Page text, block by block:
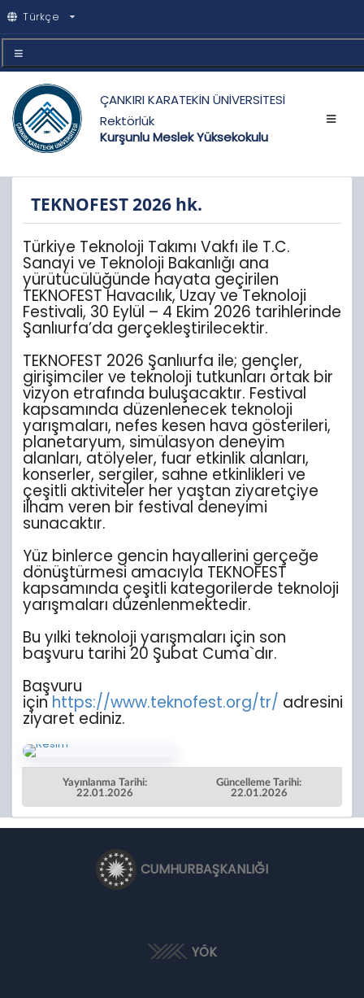
Türkçe
ÇANKIRI KARATEKİN ÜNİVERSİTESİ
Rektörlük
Kurşunlu Meslek Yüksekokulu
TEKNOFEST 2026 hk.
Türkiye Teknoloji Takımı Vakfı ile T.C.
Sanayi ve Teknoloji Bakanlığı ana
yürütücülüğünde hayata geçirilen
TEKNOFEST Havacılık, Uzay ve Teknoloji
Festivali, 30 Eylül – 4 Ekim 2026 tarihlerinde
Şanlıurfa’da gerçekleştirilecektir.
TEKNOFEST 2026 Şanlıurfa ile; gençler,
girişimciler ve teknoloji tutkunları ortak bir
vizyon etrafında buluşacaktır. Festival
kapsamında düzenlenecek teknoloji
yarışmaları, nefes kesen hava gösterileri,
planetaryum, simülasyon deneyim
alanları, atölyeler, fuar etkinlik alanları,
konserler, sergiler, sahne etkinlikleri ve
çeşitli aktiviteler her yaştan ziyaretçiye
ilham veren bir festival deneyimi
sunacaktır.
Yüz binlerce gencin hayallerini gerçeğe
dönüştürmesi amacıyla TEKNOFEST
kapsamında çeşitli kategorilerde teknoloji
yarışmaları düzenlenmektedir.
Bu yılki teknoloji yarışmaları için son
başvuru tarihi 20 Şubat Cuma`dır.
Başvuru
içinhttps://www.teknofest.org/tr/ adresini
ziyaret ediniz.
Yayınlanma Tarihi:
22.01.2026
Güncelleme Tarihi:
22.01.2026
CUMHURBAŞKANLIĞI
YÖK